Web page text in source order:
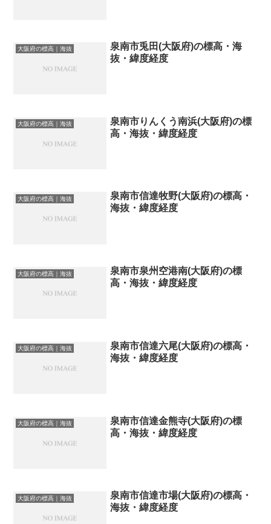
大阪府の標高｜海抜
泉南市兎田(大阪府)の標高・海
抜・緯度経度
大阪府の標高｜海抜
泉南市りんくう南浜(大阪府)の標
高・海抜・緯度経度
大阪府の標高｜海抜
泉南市信達牧野(大阪府)の標高・
海抜・緯度経度
大阪府の標高｜海抜
泉南市泉州空港南(大阪府)の標
高・海抜・緯度経度
大阪府の標高｜海抜
泉南市信達六尾(大阪府)の標高・
海抜・緯度経度
大阪府の標高｜海抜
泉南市信達金熊寺(大阪府)の標
高・海抜・緯度経度
大阪府の標高｜海抜
泉南市信達市場(大阪府)の標高・
海抜・緯度経度